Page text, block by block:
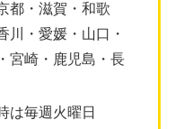
都・滋賀・和歌
川・愛媛・山口・
宮崎・鹿児島・長
は毎週火曜日